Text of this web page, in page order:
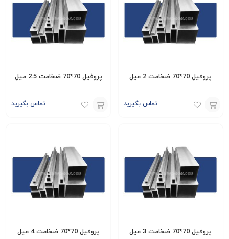
پروفیل 70*70 ضخامت 2 میل
تماس بگیرید
پروفیل 70*70 ضخامت 2.5 میل
تماس بگیرید
پروفیل 70*70 ضخامت 3 میل پروفیل 70*70 ضخامت 4 میل